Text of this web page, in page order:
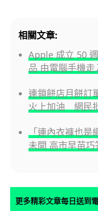
相關文章:
Apple 成立 50
品 由電腦手機走
連鎖餅店月餅
火上加油 網民
「連內衣褲也是
未開 高市早苗巧
更多精彩文章每日送到